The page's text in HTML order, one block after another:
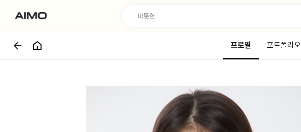
프로필 포트폴리오